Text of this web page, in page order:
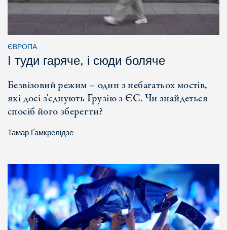
ЄВРОПА
І туди гаряче, і сюди боляче
Безвізовий режим – один з небагатьох мостів,
які досі з'єднують Грузію з ЄС. Чи знайдеться
спосіб його зберегти?
Тамар Ґамкрелідзе